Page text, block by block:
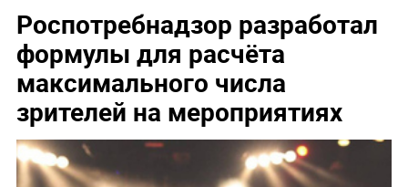
Роспотребнадзор разработал
формулы для расчёта
максимального числа
зрителей на мероприятиях